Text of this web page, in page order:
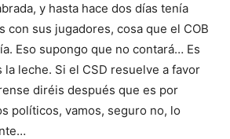
y hasta hace dos días tenía
con sus jugadores, cosa que el COB
Eso supongo que no contará… Es
la leche. Si el CSD resuelve a favor
diréis después que es por
políticos, vamos, seguro no, lo